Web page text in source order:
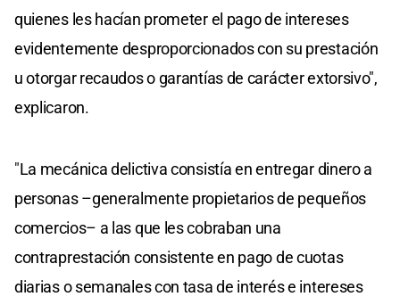
quienes les hacían prometer el pago de intereses
evidentemente desproporcionados con su prestación
u otorgar recaudos o garantías de carácter extorsivo",
explicaron.
"La mecánica delictiva consistía en entregar dinero a
personas –generalmente propietarios de pequeños
comercios– a las que les cobraban una
contraprestación consistente en pago de cuotas
diarias o semanales con tasa de interés e intereses